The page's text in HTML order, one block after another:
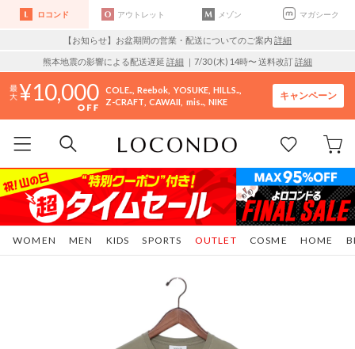
ロコンド アウトレット メゾン マガシーク
【お知らせ】お盆期間の営業・配送についてのご案内 詳細
熊本地震の影響による配送遅延 詳細 ｜7/30 (木) 14時〜 送料改訂詳細
10,000 COLE.. Reebok YOSUKE HILLS..
Z-CRAFT CAWAII mis.. NIKE
キャンペーン
WOMEN MEN KIDS SPORTS COSME HOME
OUTLET